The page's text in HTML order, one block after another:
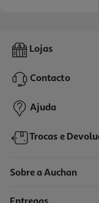
Micro-Ondas Digital
79,99 €
Lojas
Contacto
Ajuda
Trocas e
Sobre a Auchan